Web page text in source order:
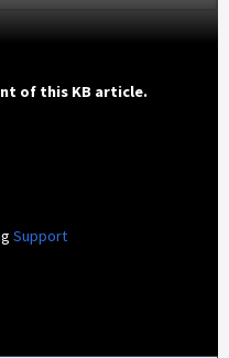
of this KB article.
Support